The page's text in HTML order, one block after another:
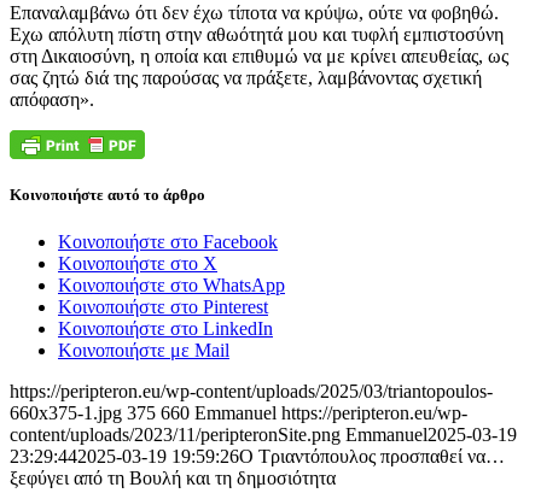
Επαναλαμβάνω ότι δεν έχω τίποτα να κρύψω, ούτε να φοβηθώ.
Εχω απόλυτη πίστη στην αθωότητά μου και τυφλή εμπιστοσύνη
στη Δικαιοσύνη, η οποία και επιθυμώ να με κρίνει απευθείας, ως
σας ζητώ διά της παρούσας να πράξετε, λαμβάνοντας σχετική
απόφαση».
Κοινοποιήστε αυτό το άρθρο
Κοινοποιήστε στο Facebook
Κοινοποιήστε στο X
Κοινοποιήστε στο WhatsApp
Κοινοποιήστε στο Pinterest
Κοινοποιήστε στο LinkedIn
Κοινοποιήστε με Mail
https://peripteron.eu/wp-content/uploads/2025/03/triantopoulos-
660x375-1.jpg 375 660 Emmanuel https://peripteron.eu/wp-
content/uploads/2023/11/peripteronSite.png Emmanuel2025-03-19
23:29:442025-03-19 19:59:26Ο Τριαντόπουλος προσπαθεί να…
ξεφύγει από τη Βουλή και τη δημοσιότητα